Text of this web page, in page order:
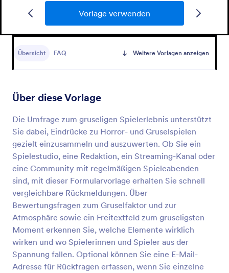
Vorlage verwenden
Übersicht FAQ Weitere Vorlagen anzeigen
Über diese Vorlage
Die Umfrage zum gruseligen Spielerlebnis unterstützt
Sie dabei, Eindrücke zu Horror- und Gruselspielen
gezielt einzusammeln und auszuwerten. Ob Sie ein
Spielestudio, eine Redaktion, ein Streaming-Kanal oder
eine Community mit regelmäßigen Spieleabenden
sind, mit dieser Formularvorlage erhalten Sie schnell
vergleichbare Rückmeldungen. Über
Bewertungsfragen zum Gruselfaktor und zur
Atmosphäre sowie ein Freitextfeld zum gruseligsten
Moment erkennen Sie, welche Elemente wirklich
wirken und wo Spielerinnen und Spieler aus der
Spannung fallen. Optional können Sie eine E-Mail-
Adresse für Rückfragen erfassen, wenn Sie einzelne
Twitch Mod Bewerbung
von denjenigen verwendet, die Moderatoren für die
möchten.
Vorschau